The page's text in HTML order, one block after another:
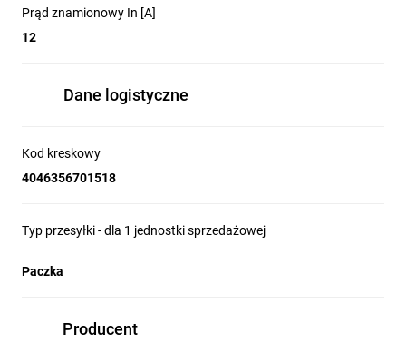
Prąd znamionowy In [A]
12
Dane logistyczne
Kod kreskowy
4046356701518
Typ przesyłki - dla 1 jednostki sprzedażowej
Paczka
Producent